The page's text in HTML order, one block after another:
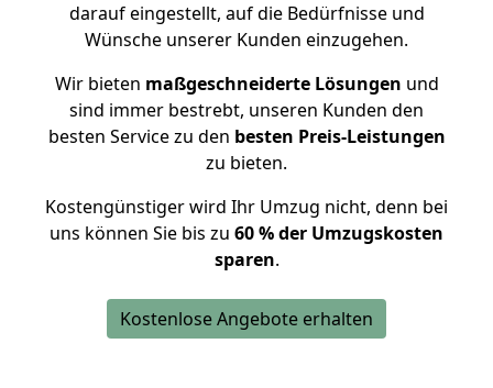
darauf eingestellt, auf die Bedürfnisse und
Wünsche unserer Kunden einzugehen.
Wir bieten maßgeschneiderte Lösungen und
sind immer bestrebt, unseren Kunden den
besten Service zu den besten Preis-Leistungen
zu bieten.
Kostengünstiger wird Ihr Umzug nicht, denn bei
uns können Sie bis zu 60 % der Umzugskosten
sparen.
Kostenlose Angebote erhalten